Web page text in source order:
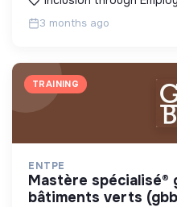
3 months ago
TRAINING
ENTPE
mastère spécialisé® green buildings-
bâtiments verts